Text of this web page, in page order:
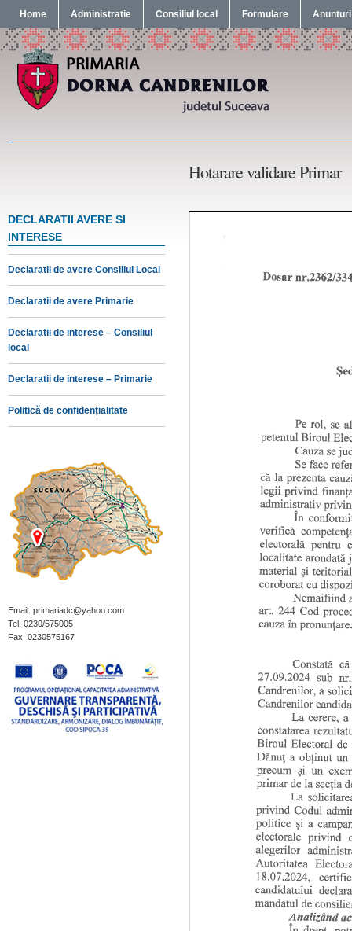
Home Administratie Consiliul local Formulare Anunturi
Hotarare validare Primar
DECLARATII AVERE SI
INTERESE
Declaratii de avere Consiliul Local
Declaratii de avere Primarie
Declaratii de interese – Consiliul
local
Declaratii de interese – Primarie
Politică de confidențialitate
Email: primariadc@yahoo.com
Tel: 0230/575005
Fax: 0230575167